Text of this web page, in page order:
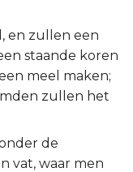
en zullen een
staande koren
meel maken;
zullen het
de
vat, waar men